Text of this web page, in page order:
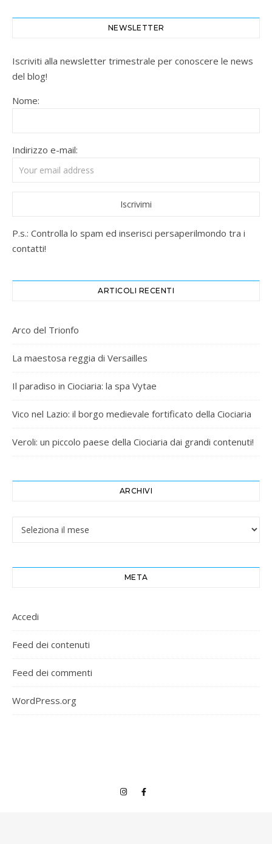
NEWSLETTER
Iscriviti alla newsletter trimestrale per conoscere le news
del blog!
Nome:
Indirizzo e-mail:
P.s.: Controlla lo spam ed inserisci persaperilmondo tra i
contatti!
ARTICOLI RECENTI
Arco del Trionfo
La maestosa reggia di Versailles
Il paradiso in Ciociaria: la spa Vytae
Vico nel Lazio: il borgo medievale fortificato della Ciociaria
Veroli: un piccolo paese della Ciociaria dai grandi contenuti!
ARCHIVI
Archivi
META
Accedi
Feed dei contenuti
Feed dei commenti
WordPress.org